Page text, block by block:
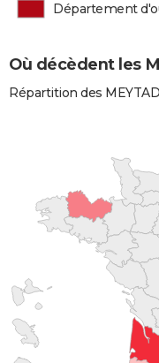
Département
Où décèdent les
Répartition des